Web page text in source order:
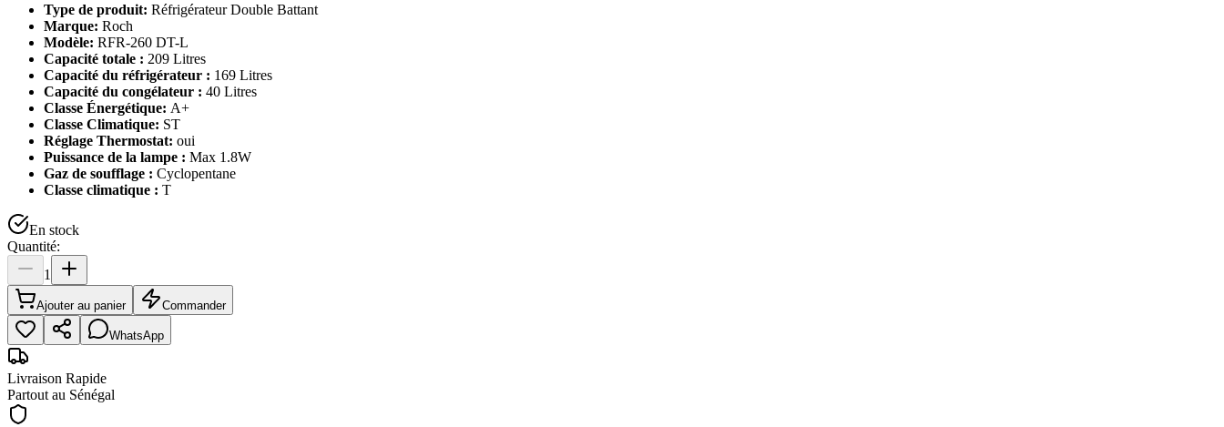
Type de produit: Réfrigérateur Double Battant
Marque: Roch
Modèle: RFR-260 DT-L
Capacité totale : 209 Litres
Capacité du réfrigérateur : 169 Litres
Capacité du congélateur : 40 Litres
Classe Énergétique: A+
Classe Climatique: ST
Réglage Thermostat: oui
Puissance de la lampe : Max 1.8W
Gaz de soufflage : Cyclopentane
Classe climatique : T
En stock
Quantité:
1
Ajouter au panier Commander
WhatsApp
Livraison Rapide
Partout au Sénégal